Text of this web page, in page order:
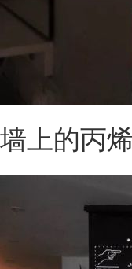
墙上的丙